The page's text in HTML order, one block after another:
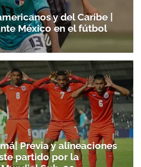
a nuestro boletín.
y del Caribe |
México en el fútbol
Previa y alineaciones
partido por la